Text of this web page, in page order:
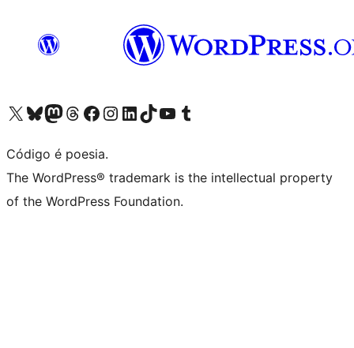
Visite a nossa conta X (antigo Twitter)
Visit our Bluesky account
Visit our Mastodon account
Visit our Threads account
Visite a nossa página do Facebook
Visite a nossa conta no Instagram
Visite a nossa conta no LinkedIn
Visit our TikTok account
Visit our YouTube channel
Visit our Tumblr account
Código é poesia.
The WordPress® trademark is the intellectual property
of the WordPress Foundation.